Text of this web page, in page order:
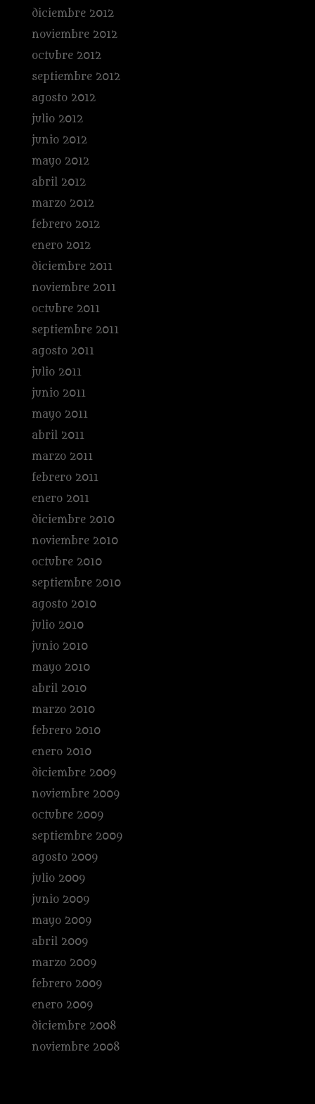
diciembre 2012
noviembre 2012
octubre 2012
septiembre 2012
agosto 2012
julio 2012
junio 2012
mayo 2012
abril 2012
marzo 2012
febrero 2012
enero 2012
diciembre 2011
noviembre 2011
octubre 2011
septiembre 2011
agosto 2011
julio 2011
junio 2011
mayo 2011
abril 2011
marzo 2011
febrero 2011
enero 2011
diciembre 2010
noviembre 2010
octubre 2010
septiembre 2010
agosto 2010
julio 2010
junio 2010
mayo 2010
abril 2010
marzo 2010
febrero 2010
enero 2010
diciembre 2009
noviembre 2009
octubre 2009
septiembre 2009
agosto 2009
julio 2009
junio 2009
mayo 2009
abril 2009
marzo 2009
febrero 2009
enero 2009
diciembre 2008
noviembre 2008